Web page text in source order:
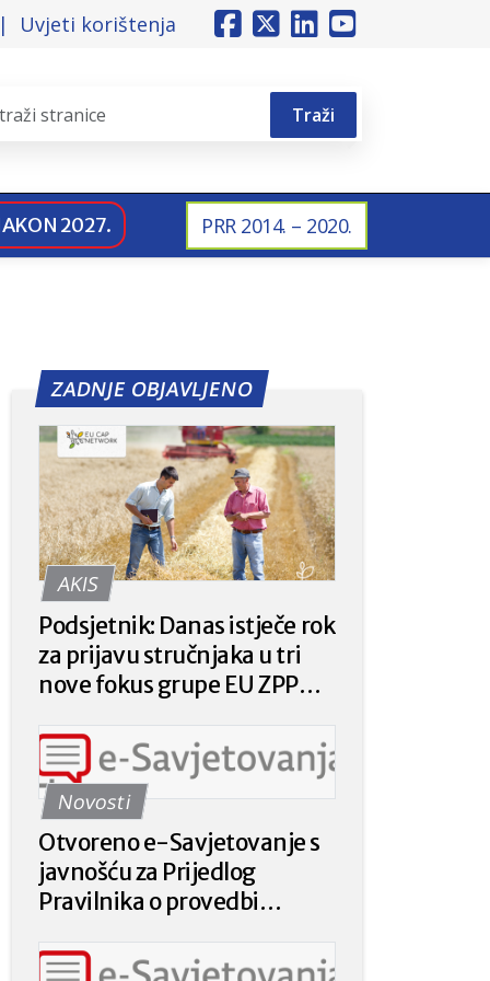
Uvjeti korištenja
Traži
2027. PRR 2014. – 2020.
ZADNJE OBJAVLJENO
AKIS
Podsjetnik: Danas istječe rok
za prijavu stručnjaka u tri
nove fokus grupe EU ZPP
Novosti
Otvoreno e-Savjetovanje s
javnošću za Prijedlog
Pravilnika o provedbi
plaćanja poljoprivrednicima